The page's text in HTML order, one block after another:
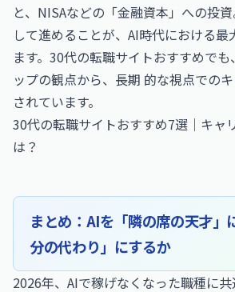
と、NISAなどの「金融資本」への投
して進めることが、AI時代における最
ます。30代の転職サイトおすすめで
ップの観点から、長期 的な視点での
されています。
30代の転職サイトおすすめ7選｜キャ
は？
まとめ：AIを「隣の席の天才」
分の代わり」にするか
2026年、AIで稼げなくなった職種に